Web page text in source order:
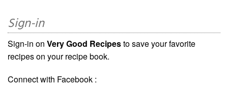
Sign-in
Sign-in on Very Good Recipesto save your favorite
recipes on your recipe book.
Connect with Facebook :